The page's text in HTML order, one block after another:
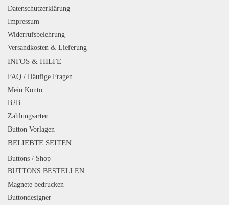
Datenschutzerklärung
Impressum
Widerrufsbelehrung
Versandkosten & Lieferung
INFOS & HILFE
FAQ / Häufige Fragen
Mein Konto
B2B
Zahlungsarten
Button Vorlagen
BELIEBTE SEITEN
Buttons / Shop
BUTTONS BESTELLEN
Magnete bedrucken
Buttondesigner